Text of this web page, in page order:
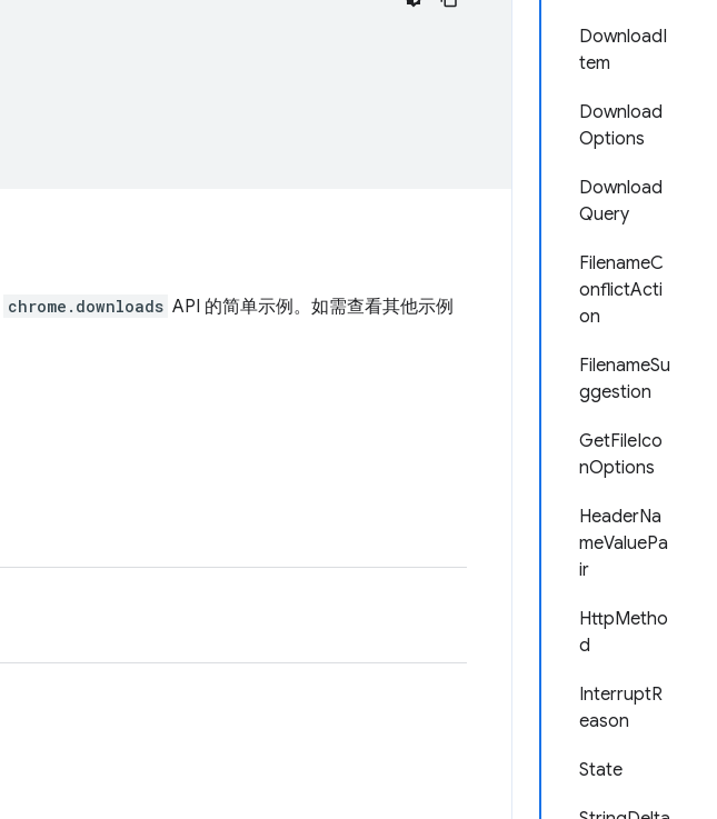
DownloadI
tem
Download
Options
Download
Query
FilenameC
onflictActi
on
FilenameSu
ggestion
GetFileIco
nOptions
HeaderNa
meValuePa
ir
HttpMetho
d
InterruptR
eason
State
chrome.downloads API 的简单示例。如需查看其他示例